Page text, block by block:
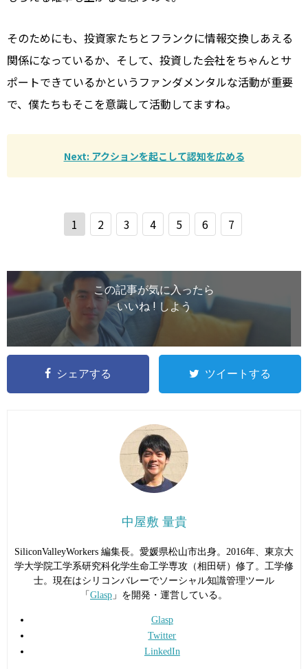
そのためにも、投資家たちとフランクに情報交換しあえる
関係になっているか、そして、投資した会社をちゃんとサ
ポートできているかというファンダメンタルな活動が重要
で、僕たちもそこを意識して活動してますね。
Next: アクションを起こして認知を広める
1 2 3 4 5 6 7
この記事が気に入ったら
いいね ! しよう
シェアする ツイートする
中屋敷 量貴
SiliconValleyWorkers 編集長。愛媛県松山市出身。2016年、東京大
学大学院工学系研究科化学生命工学専攻（相田研）修了。工学修
士。現在はシリコンバレーでソーシャル知識管理ツール
「Glasp 」を開発・運営している。
Glasp
Twitter
LinkedIn